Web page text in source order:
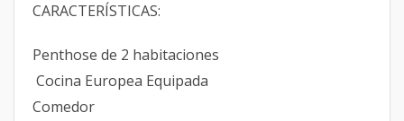
CARACTERÍSTICAS:
Penthose de 2 habitaciones
Cocina Europea Equipada
Comedor